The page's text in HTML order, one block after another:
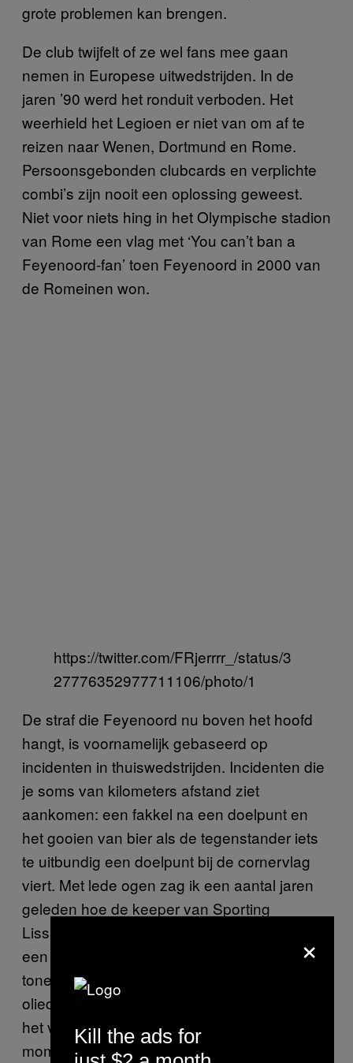
grote problemen kan brengen.
De club twijfelt of ze wel fans mee gaan
nemen in Europese uitwedstrijden. In de
jaren ’90 werd het ronduit verboden. Het
weerhield het Legioen er niet van om af te
reizen naar Wenen, Dortmund en Rome.
Persoonsgebonden clubcards en verplichte
combi’s zijn nooit een oplossing geweest.
Niet voor niets hing in het Olympische stadion
van Rome een vlag met ‘You can’t ban a
Feyenoord-fan’ toen Feyenoord in 2000 van
de Romeinen won.
https://twitter.com/FRjerrrr_/status/3
27776352977711106/photo/1
De straf die Feyenoord nu boven het hoofd
hangt, is voornamelijk gebaseerd op
incidenten in thuiswedstrijden. Incidenten die
je soms van kilometers afstand ziet
aankomen: een fakkel na een doelpunt en
het gooien van bier als de tegenstander iets
te uitbundig een doelpunt bij de cornervlag
viert. Met lede ogen zag ik een aantal jaren
geleden hoe de keeper van Sporting
Lissabon een toneelstukje opvoerde toen er
een stuk vuurwerk naast hem ontplofte. Een
toneelstuk, maar wel een waarvoor de
oliedomme fan een podium bood door iets op
het veld te gooien. Tegen mijn buurman
mompelde ik iets van ‘daar gaan we weer.’
×
Kill the ads for